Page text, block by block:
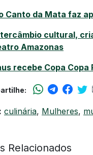
Canto da Mata faz
cultural,
Amazonas
recebe Copa
culinária, Mulheres,
Relacionados